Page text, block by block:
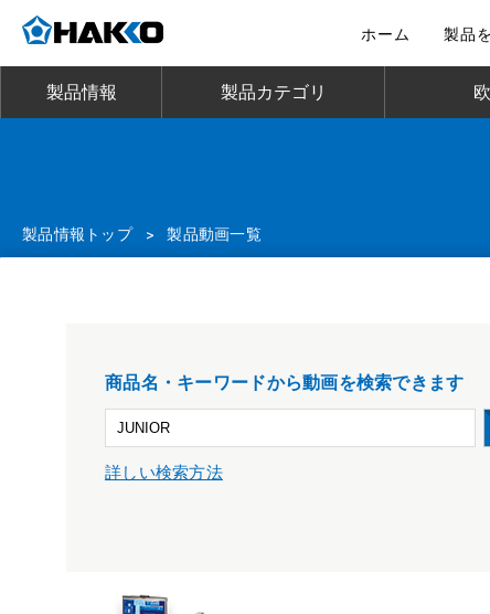
ホーム 製品
製品情報 製品カテゴリ
製品情報トップ > 製品動画一覧
商品名・キーワードから動画を検索できます
詳しい検索方法